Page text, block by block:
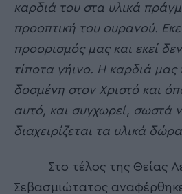
καρδιά του στα υλικά
προοπτική του ουρανού.
προορισμός μας και εκεί
τίποτα γήινο. Η καρδιά μας
δοσμένη στον Χριστό και
αυτό, και συγχωρεί, σωστά
διαχειρίζεται τα υλικά
Στο τέλος της Θείας
Σεβασμιώτατος αναφέρθηκε